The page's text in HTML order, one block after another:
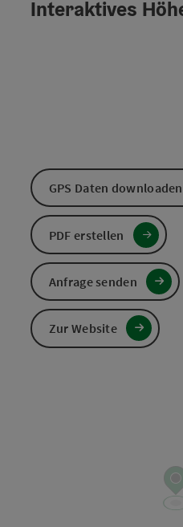
Interaktives
GPS Daten downloaden
PDF erstellen
Anfrage senden
Zur Website